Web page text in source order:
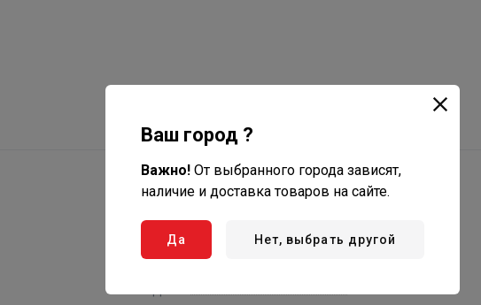
Высота
Ваш город ?
Важно! От выбранного города зависят,
наличие и доставка товаров на сайте.
Да Нет, выбрать другой